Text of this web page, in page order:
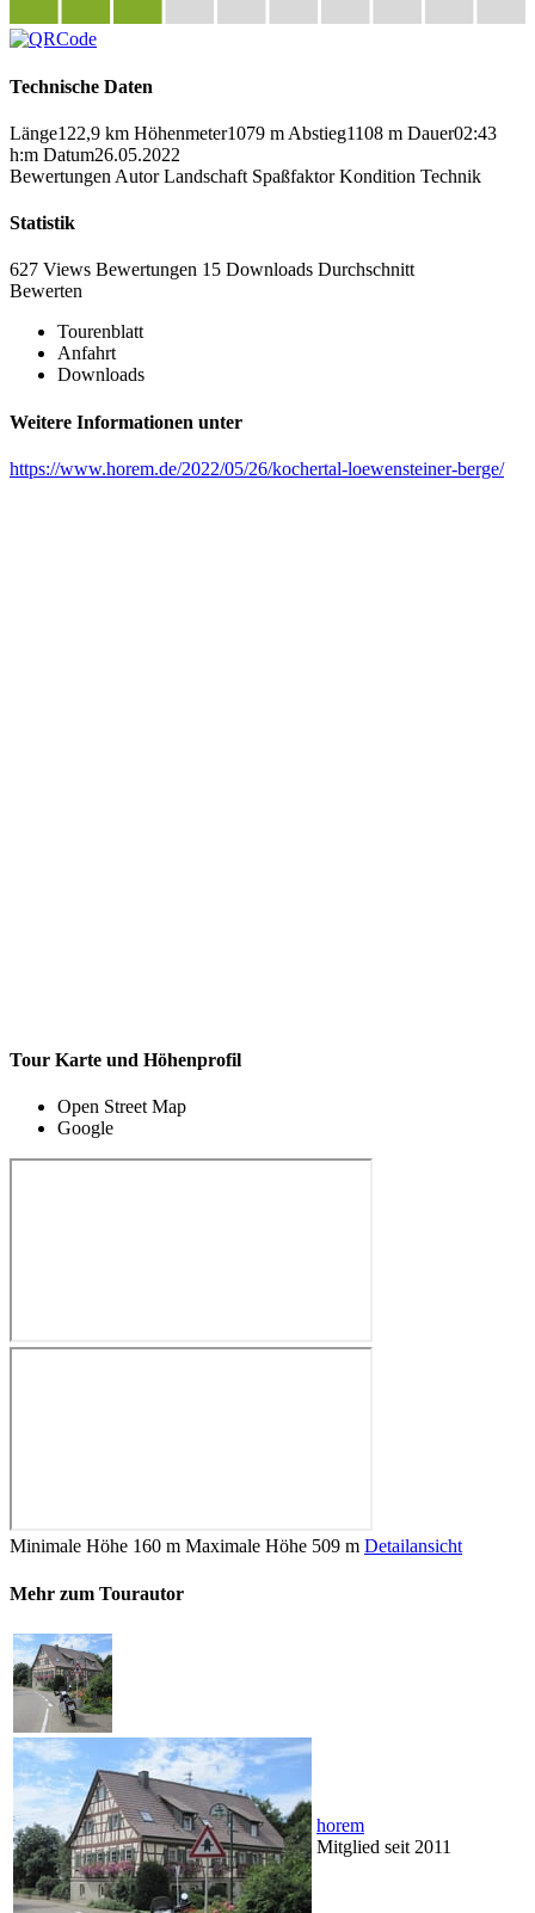
Technische Daten
Länge122,9 km Höhenmeter1079 m Abstieg1108 m Dauer02:43
h:m Datum26.05.2022
Bewertungen Autor Landschaft Spaßfaktor Kondition Technik
Statistik
627 Views Bewertungen 15 Downloads Durchschnitt
Bewerten
Tourenblatt
Anfahrt
Downloads
Weitere Informationen unter
https://www.horem.de/2022/05/26/kochertal-loewensteiner-berge/
Tour Karte und Höhenprofil
Open Street Map
Google
Minimale Höhe 160 m Maximale Höhe 509 m Detailansicht
Mehr zum Tourautor
horem
Mitglied seit 2011